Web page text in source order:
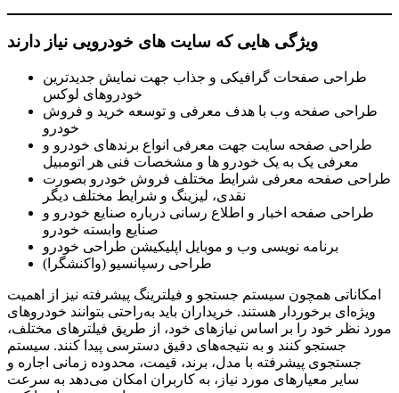
ویژگی هایی که سایت های خودرویی نیاز دارند
طراحی صفحات گرافیکی و جذاب جهت نمایش جدیدترین
خودروهای لوکس
طراحی صفحه وب با هدف معرفی و توسعه خرید و فروش
خودرو
طراحی صفحه سایت جهت معرفی انواع برندهای خودرو و
معرفی یک به یک خودرو ها و مشخصات فنی هر اتومبیل
طراحی صفحه معرفی شرایط مختلف فروش خودرو بصورت
نقدی، لیزینگ و شرایط مختلف دیگر
طراحی صفحه اخبار و اطلاع رسانی درباره صنایع خودرو و
صنایع وابسته خودرو
برنامه نویسی وب و موبایل اپلیکیشن طراحی خودرو
طراحی رسپانسیو (واکنشگرا)
امکاناتی همچون سیستم جستجو و فیلترینگ پیشرفته نیز از اهمیت
ویژه‌ای برخوردار هستند. خریداران باید به‌راحتی بتوانند خودروهای
مورد نظر خود را بر اساس نیازهای خود، از طریق فیلترهای مختلف،
جستجو کنند و به نتیجه‌های دقیق دسترسی پیدا کنند. سیستم
جستجوی پیشرفته با مدل، برند، قیمت، محدوده زمانی اجاره و
سایر معیارهای مورد نیاز، به کاربران امکان می‌دهد به سرعت